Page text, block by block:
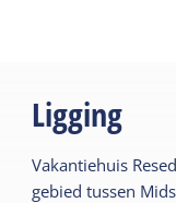
Rookvrij
Wifi privé
Dekbedden
Ligging
Vakantiehuis
gebied tussen